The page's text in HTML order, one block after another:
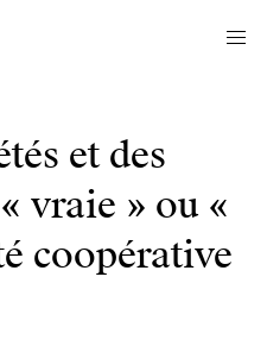
et des
vraie » ou «
coopérative